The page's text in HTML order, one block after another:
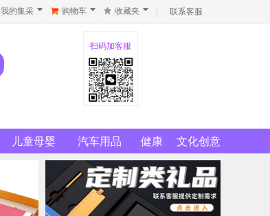
我的集采 购物车 收藏夹 | 联系客服
扫码加客服
儿童母婴 汽车用品 健康 文化创意